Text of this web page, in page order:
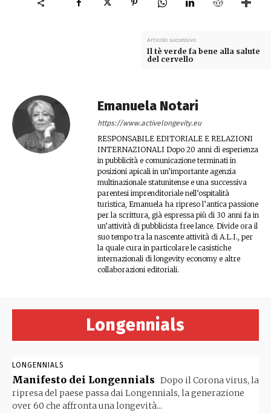
Articolo successivo
Il tè verde fa bene alla salute
del cervello
Emanuela Notari
https://www.activelongevity.eu
RESPONSABILE EDITORIALE E RELAZIONI
INTERNAZIONALI Dopo 20 anni di esperienza
in pubblicità e comunicazione terminati in
posizioni apicali in un’importante agenzia
multinazionale statunitense e una successiva
parentesi imprenditoriale nell’ospitalità
turistica, Emanuela ha ripreso l’antica passione
per la scrittura, già espressa più di 30 anni fa in
un’attività di pubblicista free lance. Divide ora il
suo tempo tra la nascente attività di A.L.I., per
la quale cura in particolare le casistiche
internazionali di longevity economy e altre
collaborazioni editoriali.
Longennials
LONGENNIALS
Manifesto dei Longennials Dopo il Corona virus, la
ripresa del paese passa dai Longennials, la generazione
over 60 che affronta una longevità...